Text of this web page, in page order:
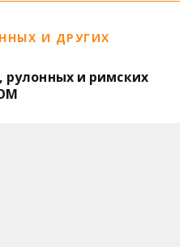
И ДРУГИХ
и римских